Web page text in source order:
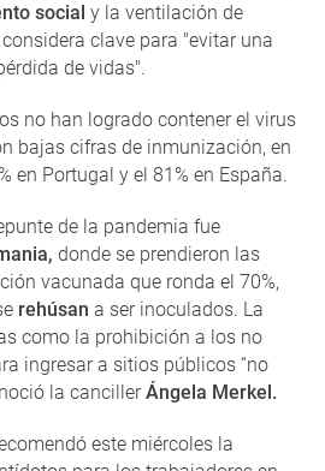
social y la ventilación de
clave para "evitar una
de vidas".
no han logrado contener el virus
bajas cifras de inmunización, en
en Portugal y el 81% en España.
de la pandemia fue
donde se prendieron las
vacunada que ronda el 70%,
rehúsan a ser inoculados. La
como la prohibición a los no
ingresar a sitios públicos “no
la cancillerÁngela Merkel.
este miércoles la